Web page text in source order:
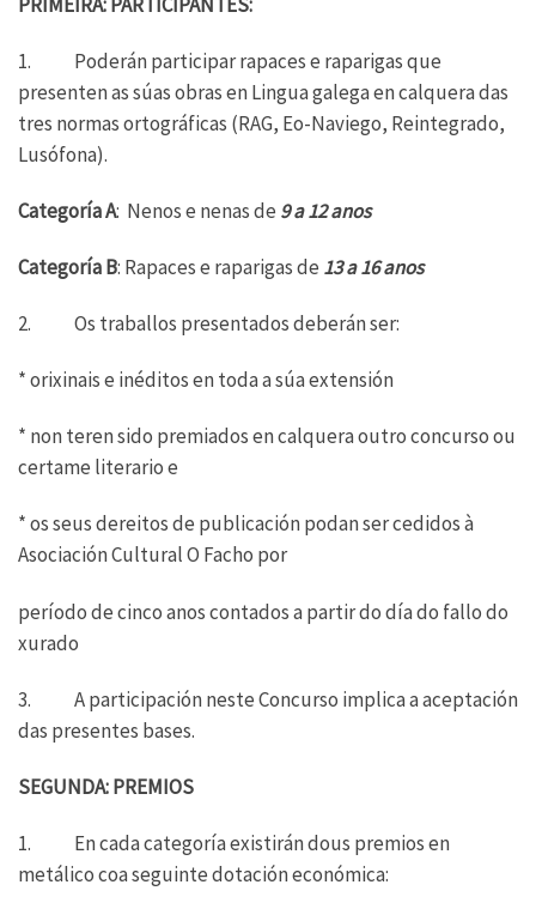
1. Poderán participar rapaces e raparigas que
presenten as súas obras en Lingua galega en calquera das
tres normas ortográficas (RAG, Eo-Naviego, Reintegrado,
Lusófona).
Categoría A: Nenos e nenas de 9 a 12 anos
Categoría B: Rapaces e raparigas de 13 a 16 anos
2. Os traballos presentados deberán ser:
* orixinais e inéditos en toda a súa extensión
* non teren sido premiados en calquera outro concurso ou
certame literario e
* os seus dereitos de publicación podan ser cedidos à
Asociación Cultural O Facho por
período de cinco anos contados a partir do día do fallo do
xurado
3. A participación neste Concurso implica a aceptación
das presentes bases.
SEGUNDA: PREMIOS
1. En cada categoría existirán dous premios en
metálico coa seguinte dotación económica: